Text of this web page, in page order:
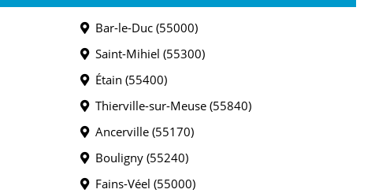
Bar-le-Duc (55000)
Saint-Mihiel (55300)
Étain (55400)
Thierville-sur-Meuse (55840)
Ancerville (55170)
Bouligny (55240)
Fains-Véel (55000)